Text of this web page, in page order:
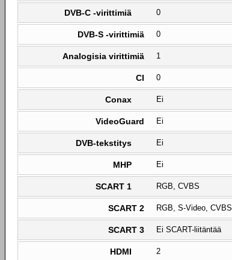
DVB-C -virittimiä 0
DVB-S -virittimiä 0
Analogisia virittimiä 1
CI 0
Conax Ei
VideoGuard Ei
DVB-tekstitys Ei
MHP Ei
SCART 1 RGB, CVBS
SCART 2 RGB, S-Video, CVBS
SCART 3 Ei SCART-liitäntää
HDMI 2